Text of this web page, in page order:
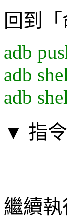
回到
adb
adb
adb
▼ 指
繼續